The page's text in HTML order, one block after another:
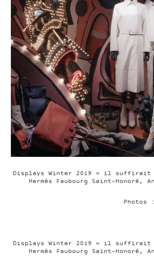
Displays Winter 2019 « il suffirait
Hermès Faubourg Saint-Honoré,
Photos
Displays Winter 2019 « il suffirait
Hermès Faubourg Saint-Honoré,